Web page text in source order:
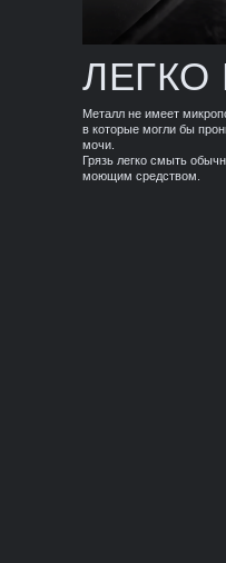
Металл не имеет
в которые могли бы
мочи.
Грязь легко смыть
моющим средством.